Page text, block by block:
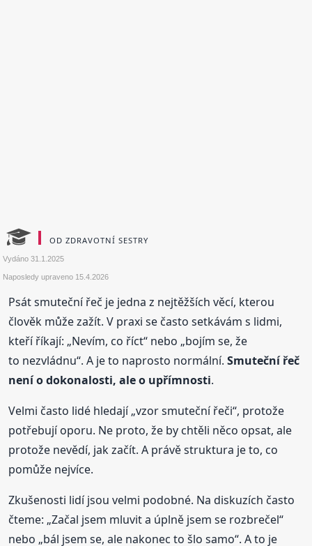
OD ZDRAVOTNÍ SESTRY
Vydáno31.1.2025
Naposledy upraveno 15.4.2026
Psát smuteční řeč je jedna z nejtěžších věcí, kterou
člověk může zažít. V praxi se často setkávám s lidmi,
kteří říkají: „Nevím, co říct“ nebo „bojím se, že
to nezvládnu“. A je to naprosto normální.Smuteční řeč
není o dokonalosti, ale o upřímnosti.
Velmi často lidé hledají „vzor smuteční řeči“, protože
potřebují oporu. Ne proto, že by chtěli něco opsat, ale
protože nevědí, jak začít. A právě struktura je to, co
pomůže nejvíce.
Zkušenosti lidí jsou velmi podobné. Na diskuzích často
čteme: „Začal jsem mluvit a úplně jsem se rozbrečel“
nebo „bál jsem se, ale nakonec to šlo samo“. A to je